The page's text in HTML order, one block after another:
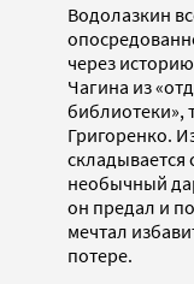
Водолазкин
через
Чагина из
библиотеки»,
Григоренко.
складывается
необычный
он предал и
мечтал
потере.